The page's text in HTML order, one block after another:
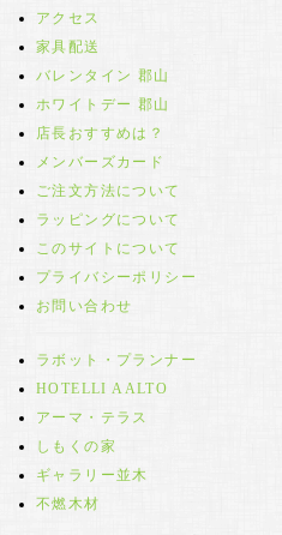
アクセス
家具配送
バレンタイン 郡山
ホワイトデー 郡山
店長おすすめは？
メンバーズカード
ご注文方法について
ラッピングについて
このサイトについて
プライバシーポリシー
お問い合わせ
ラボット・プランナー
HOTELLI AALTO
アーマ・テラス
しもくの家
ギャラリー並木
不燃木材